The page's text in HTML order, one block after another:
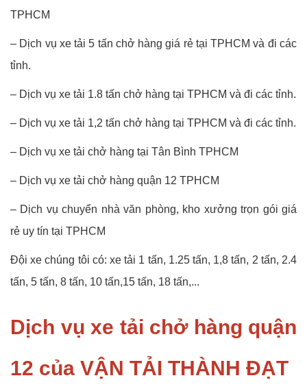
TPHCM
– Dịch vụ xe tải 5 tấn chở hàng giá rẻ tại TPHCM và đi các
tỉnh.
– Dịch vụ xe tải 1.8 tấn chở hàng tại TPHCM và đi các tỉnh.
– Dịch vụ xe tải 1,2 tấn chở hàng tại TPHCM và đi các tỉnh.
– Dịch vụ xe tải chở hàng tại Tân Bình TPHCM
– Dịch vụ xe tải chở hàng quận 12 TPHCM
– Dịch vụ chuyển nhà văn phòng, kho xưởng trọn gói giá
rẻ uy tín tại TPHCM
Đội xe chúng tôi có: xe tải 1 tấn, 1.25 tấn, 1,8 tấn, 2 tấn, 2.4
tấn, 5 tấn, 8 tấn, 10 tấn,15 tấn, 18 tấn,...
Dịch vụ xe tải chở hàng quận
12 của VẬN TẢI THÀNH ĐẠT